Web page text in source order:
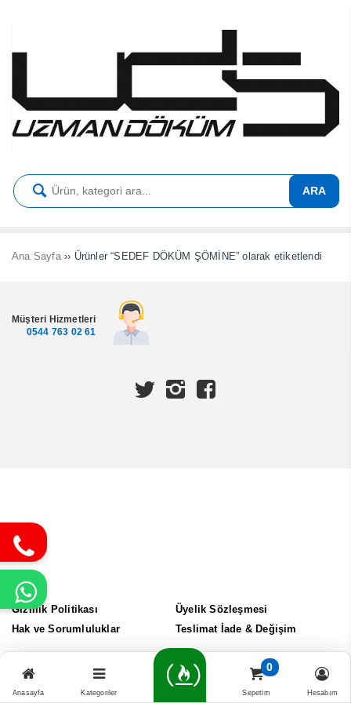
ARA
Anasayfa Kategoriler
0
Sepetim Hesabım
Ana Sayfa›› Ürünler “SEDEF DÖKÜM ŞÖMİNE” olarak etiketlendi
Müşteri Hizmetleri
0544 763 02 61
Gizlilik Politikası
Üyelik Sözleşmesi
Hak ve Sorumluluklar
Teslimat İade & Değişim
Tüm Hakları Saklıdır. © 2025 Uzman Döküm